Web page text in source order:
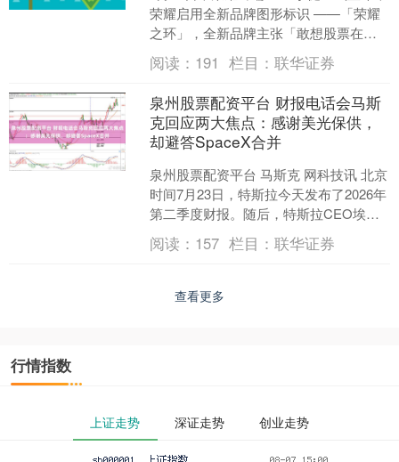
荣耀启用全新品牌图形标识 ——「荣耀
之环」，全新品牌主张「敢想股票在线
配资公司，敢不同」。 新标识保留经典
“HONOR....
阅读： 191 栏目：联华证券
泉州股票配资平台 财报电话会马斯
克回应两大焦点：感谢美光保供，
却避答SpaceX合并
泉州股票配资平台 马斯克 网科技讯 北京
时间7月23日，特斯拉今天发布了2026年
第二季度财报。随后，特斯拉CEO埃隆
马斯克(Elon Musk)、CFO瓦布哈....
阅读： 157 栏目：联华证券
查看更多
行情指数
上证走势 深证走势 创业走势